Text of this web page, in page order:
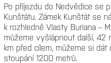
Po příjezdu do Nedvědice se
Kunštátu. Zámek Kunštát se
k rozhledně Vlasty Buriana –
můžeme vyšlápnout další, 42
km před cílem, můžeme si
stoupání 1200 metrů.